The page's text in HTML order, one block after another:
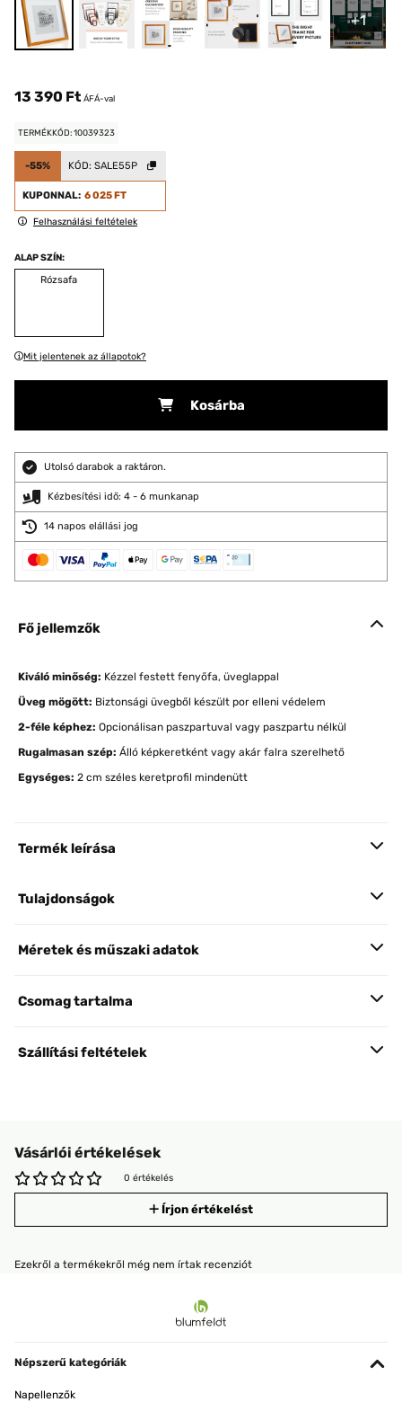
+1
13 390 Ft ÁFÁ-val
TERMÉKKÓD: 10039323
-55% KÓD: SALE55P
KUPONNAL: 6 025 FT
Felhasználási feltételek
ALAP SZÍN:
Rózsafa
Mit jelentenek az állapotok?
Kosárba
Utolsó darabok a raktáron.
Kézbesítési idő: 4 - 6 munkanap
14 napos elállási jog
Fő jellemzők
Kiváló minőség: Kézzel festett fenyőfa, üveglappal
Üveg mögött: Biztonsági üvegből készült por elleni védelem
2-féle képhez: Opcionálisan paszpartuval vagy paszpartu nélkül
Rugalmasan szép: Álló képkeretként vagy akár falra szerelhető
Egységes: 2 cm széles keretprofil mindenütt
Termék leírása
Tulajdonságok
Méretek és műszaki adatok
Csomag tartalma
Szállítási feltételek
Vásárlói értékelések
0 értékelés
Írjon értékelést
Ezekről a termékekről még nem írtak recenziót
Népszerű kategóriák
Napellenzők